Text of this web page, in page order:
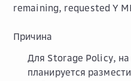
remaining, requested Y
Причина
Для Storage Policy,
планируется